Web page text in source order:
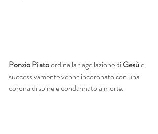
Ponzio Pilato ordina la flagellazione di Gesù e
successivamente venne incoronato con una
corona di spine e condannato a morte.